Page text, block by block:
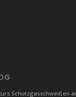
Schutzgasschweißen